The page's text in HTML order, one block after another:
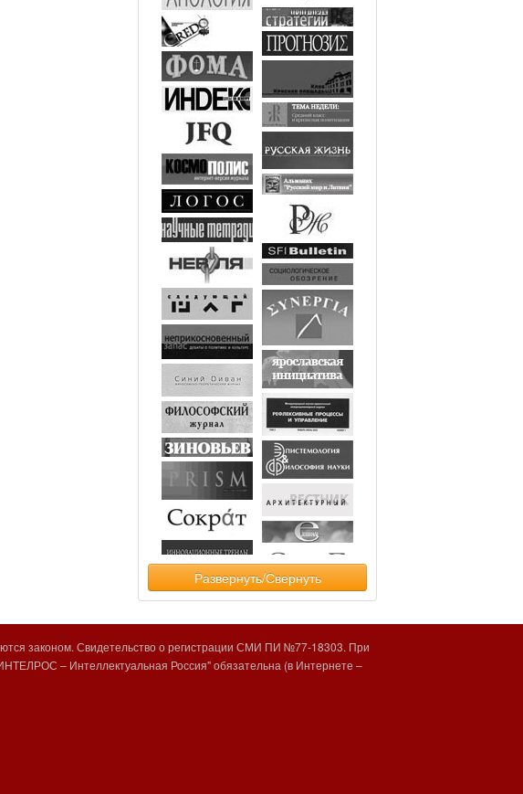
Развернуть/Свернуть
законом. Свидетельство о регистрации СМИ ПИ №77-18303. При
– Интеллектуальная Россия" обязательна (в Интернете –